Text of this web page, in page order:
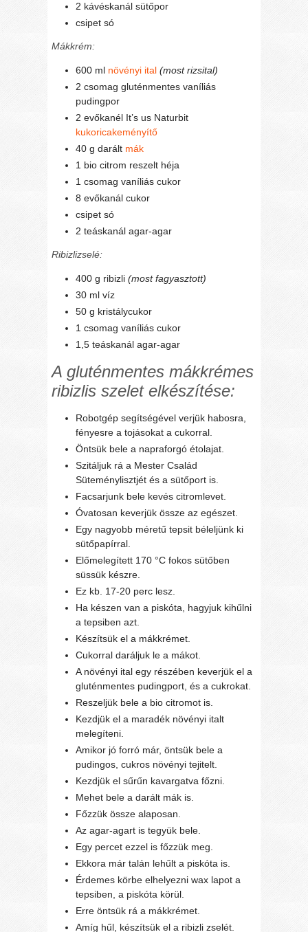
2 kávéskanál sütőpor
csipet só
Mákkrém:
600 ml növényi ital (most rizsital)
2 csomag gluténmentes vaníliás
pudingpor
2 evőkanél It’s us Naturbit
kukoricakeményítő
40 g darált mák
1 bio citrom reszelt héja
1 csomag vaníliás cukor
8 evőkanál cukor
csipet só
2 teáskanál agar-agar
Ribizlizselé:
400 g ribizli(most fagyasztott)
30 ml víz
50 g kristálycukor
1 csomag vaníliás cukor
1,5 teáskanál agar-agar
A gluténmentes mákkrémes
ribizlis szelet elkészítése:
Robotgép segítségével verjük habosra,
fényesre a tojásokat a cukorral.
Öntsük bele a napraforgó étolajat.
Szitáljuk rá a Mester Család
Süteménylisztjét és a sütőport is.
Facsarjunk bele kevés citromlevet.
Óvatosan keverjük össze az egészet.
Egy nagyobb méretű tepsit béleljünk ki
sütőpapírral.
Előmelegített 170 °C fokos sütőben
süssük készre.
Ez kb. 17-20 perc lesz.
Ha készen van a piskóta, hagyjuk kihűlni
a tepsiben azt.
Készítsük el a mákkrémet.
Cukorral daráljuk le a mákot.
A növényi ital egy részében keverjük el a
gluténmentes pudingport, és a cukrokat.
Reszeljük bele a bio citromot is.
Kezdjük el a maradék növényi italt
melegíteni.
Amikor jó forró már, öntsük bele a
pudingos, cukros növényi tejitelt.
Kezdjük el sűrűn kavargatva főzni.
Mehet bele a darált mák is.
Főzzük össze alaposan.
Az agar-agart is tegyük bele.
Egy percet ezzel is főzzük meg.
Ekkora már talán lehűlt a piskóta is.
Érdemes körbe elhelyezni wax lapot a
tepsiben, a piskóta körül.
Erre öntsük rá a mákkrémet.
Amíg hűl, készítsük el a ribizli zselét.